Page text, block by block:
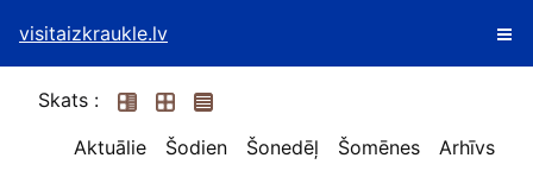
visitaizkraukle.lv
Skats :
Aktuālie
Šodien Šonedēļ Šomēnes Arhīvs